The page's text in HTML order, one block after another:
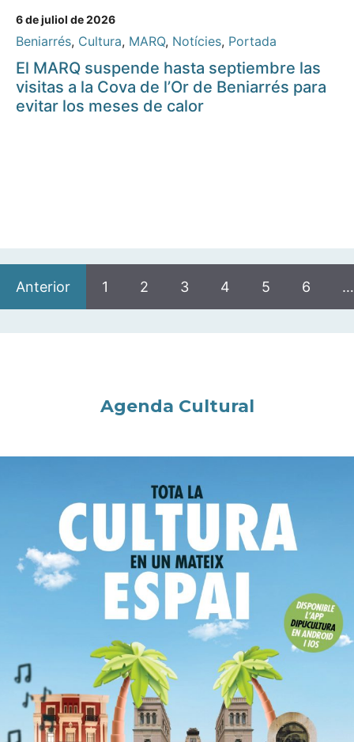
6 de juliol de 2026
Beniarrés, Cultura, MARQ, Notícies, Portada
El MARQ suspende hasta septiembre las
visitas a la Cova de l’Or de Beniarrés para
evitar los meses de calor
Anterior 1 2 3 4 5 6 …
Agenda Cultural